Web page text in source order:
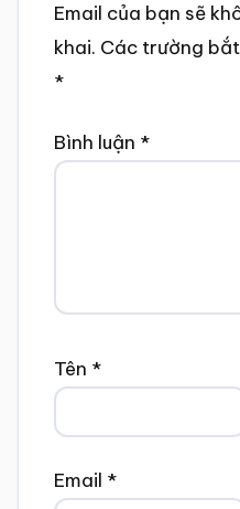
Email của bạn sẽ
khai. Các trường
*
Bình luận *
Tên *
Email *